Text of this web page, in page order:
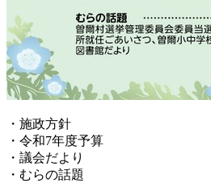
・施政方針
・令和7年度予算
・議会だより
・むらの話題